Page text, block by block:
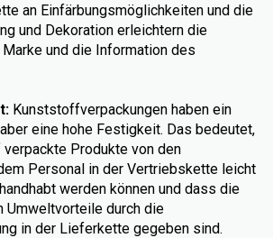
an Einfärbungsmöglichkeiten und die
und Dekoration erleichtern die
und die Information des
Kunststoffverpackungen haben ein
eine hohe Festigkeit. Das bedeutet,
Produkte von den
Personal in der Vertriebskette leicht
werden können und dass die
Umweltvorteile durch die
in der Lieferkette gegeben sind.